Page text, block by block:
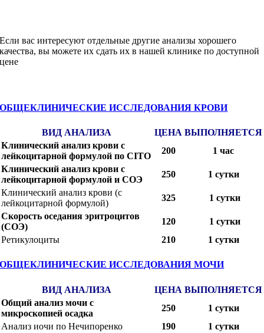
Если вас интересуют отдельные другие анализы хорошего
качества, вы можете их сдать их в нашей клинике по доступной
цене
ОБЩЕКЛИНИЧЕСКИЕ ИССЛЕДОВАНИЯ КРОВИ
ВИД АНАЛИЗА ЦЕНА ВЫПОЛНЯЕТСЯ
Клинический анализ крови с
лейкоцитарной формулой по CITO
200
1 час
Клинический анализ крови с
лейкоцитарной формулой и СОЭ
250
1 сутки
Клинический анализ крови (с
лейкоцитарной формулой)
325
1 сутки
Скорость оседания эритроцитов
(СОЭ)
120
1 сутки
Ретикулоциты
210 1 сутки
ОБЩЕКЛИНИЧЕСКИЕ ИССЛЕДОВАНИЯ МОЧИ
ВИД АНАЛИЗА ЦЕНА ВЫПОЛНЯЕТСЯ
Общий анализ мочи с
микроскопией осадка
250
1 сутки
Анализ иочи по Нечипоренко
190
1 сутки